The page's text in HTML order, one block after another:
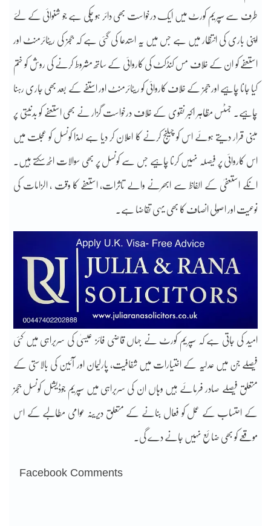
طرف سے سپریم کورٹ میں ایک درخواست بھی دائر ہو چکی ہے جو شنوائی کے لئے
اپنی باری کی انتظار میں ہے جس میں یہ استدعا کی گئی ہے کہ ججز کی ریٹائرمنٹ اور
استعفے کو ان کے خلاف مس کنڈکٹ کی کاروائی کے ساتھ مشروط کرنے کی روش کو ختم
کیا جانا چاہیے اور ججز کے خلاف کاروائی کو ریٹائرمنٹ اور استفے کے بعد بھی جاری رہنا
چاہیے۔ جسٹس مظاہر اکبر نقوی کے خلاف درخواست گزار نے بھی استعفے کو بدنیتی پر
مبنی قرار دیتے ہوئے اس کو چیلنج کرنے کا اعلان کر دیا ہے لہذا کونسل کو عجلت میں
اس کاروائی پر فیصلہ نہیں کرنا چاہیے جس سے کونسل پر بھی سوالات اٹھ سکتے ہیں۔
انکے استعفیٰ کے الفاظ سے ابھرنے والے تاثرات، استعفے کا وقت ، الزامات کی
نوعیت اور اصولی انصاف کا بھی یہی تقاضا ہے۔
امید کی جاتی ہے کہ سپریم کورٹ نے جہاں قاضی فائز عیسیٰ کی سربراہی میں کئی
فیصلے جن میں عدلیہ کے اختیارات میں شفافیت، پارلیمان اور آئین کی بالاستی کے
متعلق فیصلے صادر فرمائے ہیں وہاں ان کی سربراہی میں سپریم جوڈیشل کونسل ججز
کے احتساب کے عمل کو فعال بنانے کے متعلق دیرینہ عوامی مطالبے کے اس
موقعے کو بھی ضائع نہیں جانے دے گی۔
Facebook Comments